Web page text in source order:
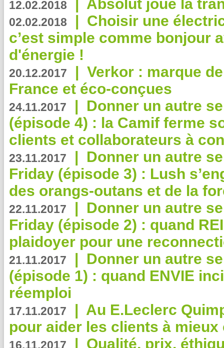
12.02.2018 Absolut joue la
02.02.2018 | Choisir une
c’est simple comme bonjour
d'énergie !
20.12.2017 | Verkor : marque
France et éco-conçues
24.11.2017 | Donner un autre
(épisode 4) : la Camif ferme
clients et collaborateurs à
23.11.2017 | Donner un autre
Friday (épisode 3) : Lush
des orangs-outans et de la
22.11.2017 | Donner un autre
Friday (épisode 2) : quand
plaidoyer pour une
21.11.2017 | Donner un autre
(épisode 1) : quand ENVIE
réemploi
17.11.2017 | Au E.Leclerc
pour aider les clients à
16.11.2017 | Qualité, prix,